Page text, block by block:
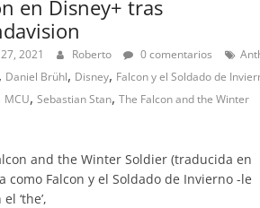
en Disney+ tras
2021 Roberto 0 comentarios
, Daniel Brühl, Disney, Falcon y el Soldado de
MCU, Sebastian Stan, The Falcon and the Winter
and the Winter Soldier (traducida en
como Falcon y el Soldado de Invierno -le
‘the’,